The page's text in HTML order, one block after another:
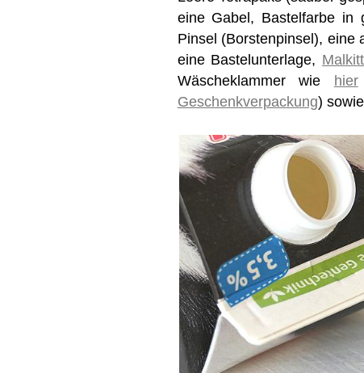
eine Gabel, Bastelfarbe in
Pinsel (Borstenpinsel), eine
eine Bastelunterlage,
Wäscheklammer wie hier
Geschenkverpackung)